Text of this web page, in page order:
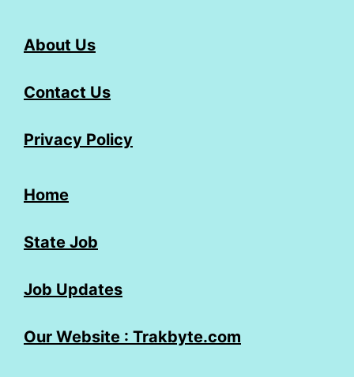
About Us
Contact Us
Privacy Policy
Home
State Job
Job Updates
Our Website : Trakbyte.com